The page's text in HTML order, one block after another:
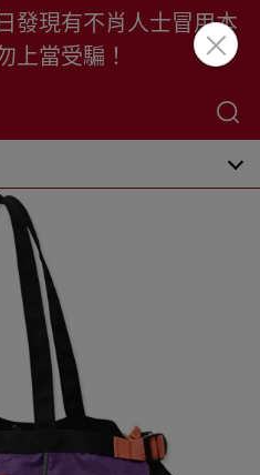
發現有不肖人士冒用本
上當受騙！